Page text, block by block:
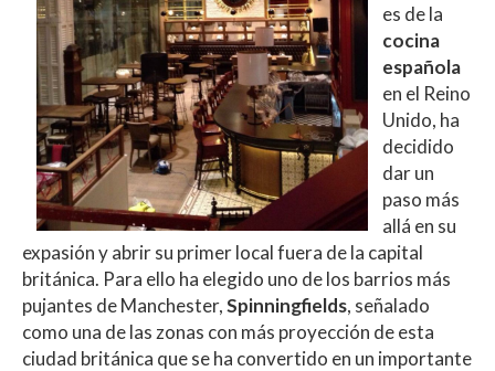
es de la
cocina
española
en el Reino
Unido, ha
decidido
dar un
paso más
allá en su
expasión y abrir su primer local fuera de la capital
británica. Para ello ha elegido uno de los barrios más
pujantes de Manchester,Spinningfields, señalado
como una de las zonas con más proyección de esta
ciudad británica que se ha convertido en un importante